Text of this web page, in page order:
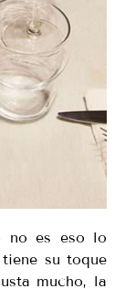
no es eso lo
su toque
mucho, la